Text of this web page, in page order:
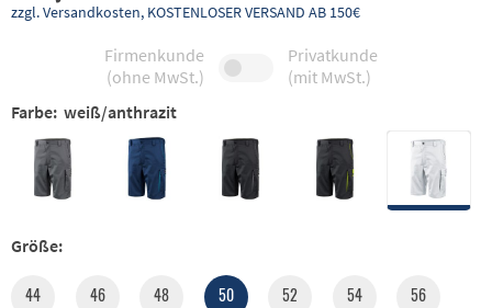
zzgl. Versandkosten, KOSTENLOSER VERSAND AB 150€
Firmenkunde
(ohne MwSt.)
Privatkunde
(mit MwSt.)
Farbe: weiß/anthrazit
Größe:
44 46 48 50 52 54 56